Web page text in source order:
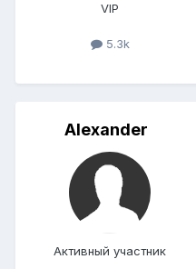
VIP
5.3k
Alexander
Активный участник